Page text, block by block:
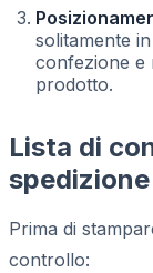
solitamente
confezione e
prodotto.
Lista di
spedizione
Prima di
controllo: